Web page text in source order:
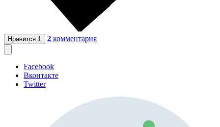
Нравится 1 2 комментария
Facebook
Вконтакте
Twitter